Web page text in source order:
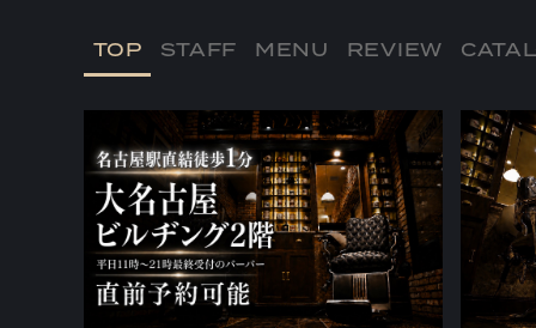
TOP STAFF MENU REVIEW